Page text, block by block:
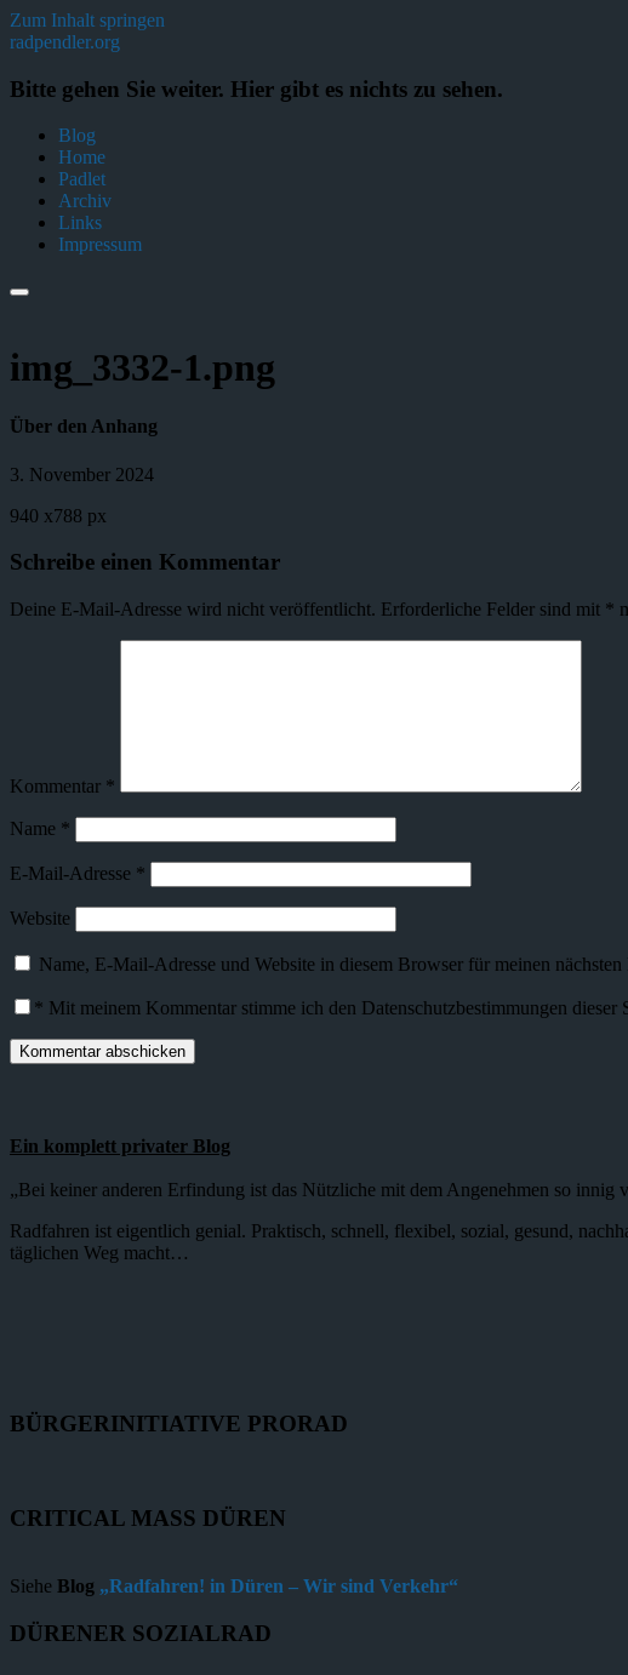
Zum Inhalt springen
radpendler.org
Bitte gehen Sie weiter. Hier gibt es nichts zu sehen.
Blog
Home
Padlet
Archiv
Links
Impressum
img_3332-1.png
Über den Anhang
3. November 2024
940 x788 px
Schreibe einen Kommentar
Deine E-Mail-Adresse wird nicht veröffentlicht. Erforderliche Felder sind mit *
Kommentar *
Name *
E-Mail-Adresse *
Website
Name, E-Mail-Adresse und Website in diesem Browser für meinen
* Mit meinem Kommentar stimme ich den Datenschutzbestimmungen dieser
Ein komplett privater Blog
„Bei keiner anderen Erfindung ist das Nützliche mit dem Angenehmen so
Radfahren ist eigentlich genial. Praktisch, schnell, flexibel, sozial, gesund,
täglichen Weg macht…
BÜRGERINITIATIVE PRORAD
CRITICAL MASS DÜREN
Siehe Blog „Radfahren! in Düren – Wir sind Verkehr“
DÜRENER SOZIALRAD